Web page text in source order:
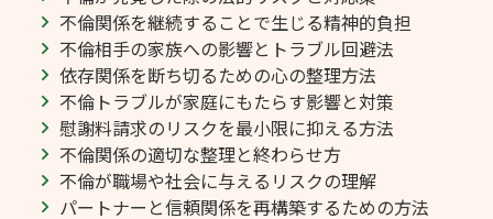
不倫関係を継続することで生じる精神的負担
不倫相手の家族への影響とトラブル回避法
依存関係を断ち切るための心の整理方法
不倫トラブルが家庭にもたらす影響と対策
慰謝料請求のリスクを最小限に抑える方法
不倫関係の適切な整理と終わらせ方
不倫が職場や社会に与えるリスクの理解
パートナーと信頼関係を再構築するための方法